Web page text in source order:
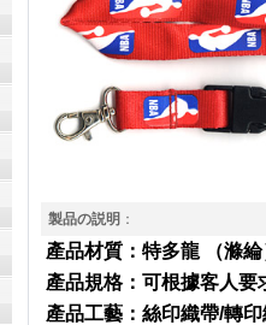
製品の説明 ：
產品材質：特多龍
（滌
產品規格：可根據客人要
產品工藝：絲印織帶/轉